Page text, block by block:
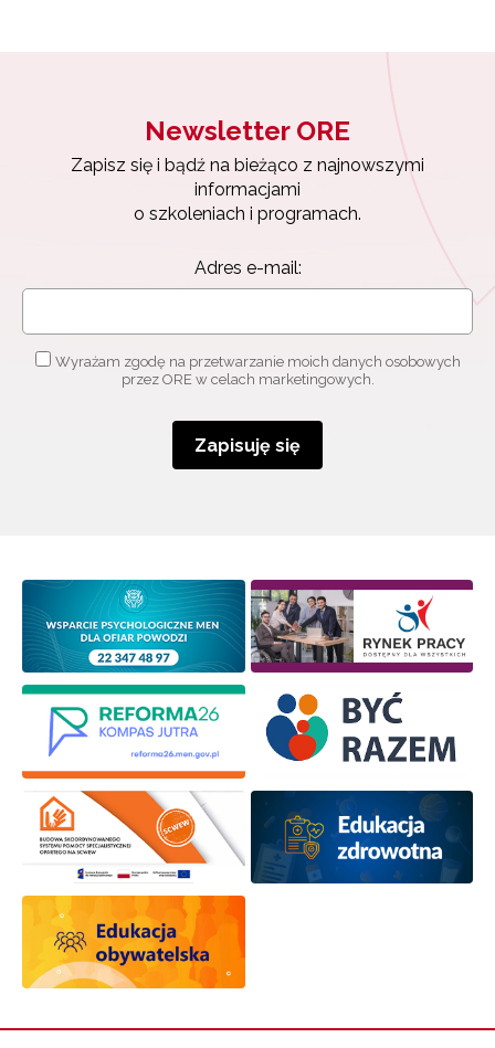
Newsletter ORE
Zapisz się i bądź na bieżąco z najnowszymi
informacjami
o szkoleniach i programach.
Adres e-mail:
Wyrażam zgodę na przetwarzanie moich danych osobowych
przez ORE w celach marketingowych.
Zapisuję się
Zapisz się i bądź na bieżąco z najnowszymi
informacjami
o szkoleniach i programach.
Adres e-mail:
Wyrażam zgodę na przetwarzanie moich danych
osobowych przez ORE w celach marketingowych.
Zapisuję się